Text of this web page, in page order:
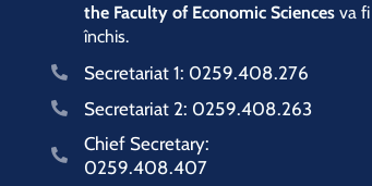
the Faculty of Economic Sciences va fi
închis.
Secretariat 1: 0259.408.276
Secretariat 2: 0259.408.263
Chief Secretary:
0259.408.407